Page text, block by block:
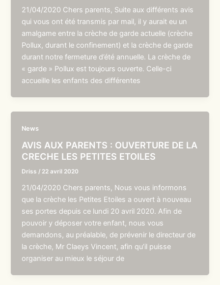
21/04/2020 Chers parents, Suite aux différents avis
qui vous ont été transmis par mail, il y aurait eu un
amalgame entre la crèche de garde actuelle (crèche
Pollux, durant le confinement) et la crèche de garde
durant notre fermeture d’été annuelle. La crèche de
« garde » Pollux est toujours ouverte. Celle-ci
accueille les enfants des différentes
News
AVIS AUX PARENTS : OUVERTURE DE LA
CRECHE LES PETITES ETOILES
Driss / 22 avril 2020
21/04/2020 Chers parents, Nous vous informons
que la crèche les Petites Etoiles a ouvert à nouveau
ses portes depuis ce lundi 20 avril 2020. Afin de
pouvoir y déposer votre enfant, nous vous
demandons, au préalable, de prévenir le directeur de
la crèche, Mr Claeys Vincent, afin qu’il puisse
organiser au mieux le séjour de